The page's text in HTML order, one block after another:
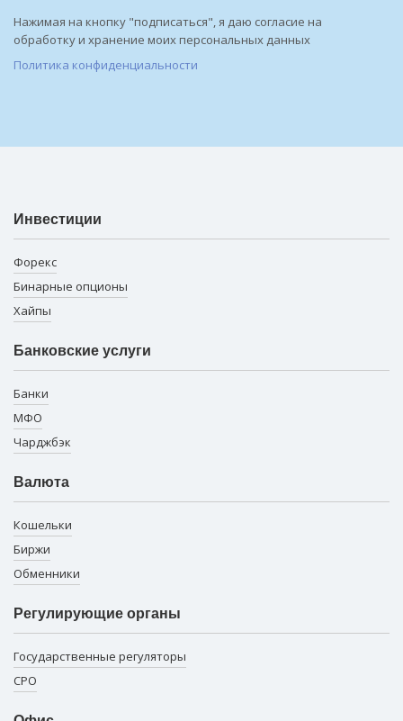
Нажимая на кнопку "подписаться", я даю согласие на
обработку и хранение моих персональных данных
Политика конфиденциальности
Инвестиции
Форекс
Бинарные опционы
Хайпы
Банковские услуги
Банки
МФО
Чарджбэк
Валюта
Кошельки
Биржи
Обменники
Регулирующие органы
Государственные регуляторы
СРО